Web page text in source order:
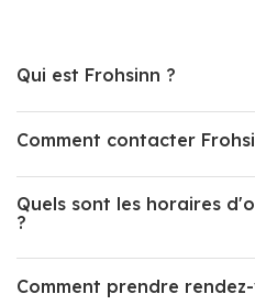
Qui est Frohsinn ?
Comment contacter
Quels sont les horaires
?
Comment prendre